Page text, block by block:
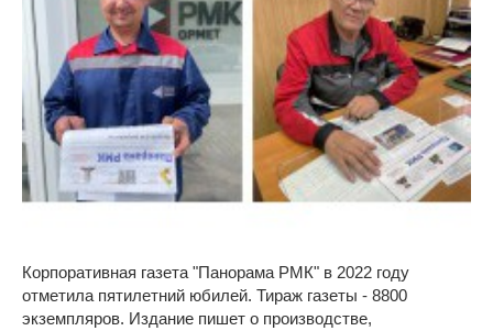
Корпоративная газета "Панорама РМК" в 2022 году
отметила пятилетний юбилей. Тираж газеты - 8800
экземпляров. Издание пишет о производстве,